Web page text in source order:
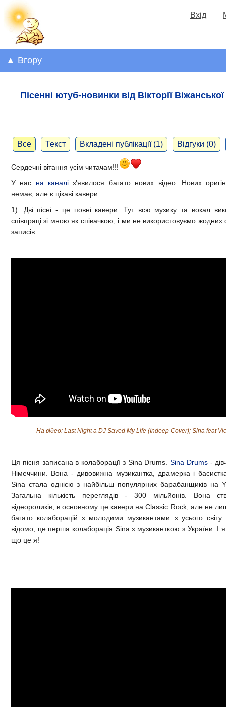
Вхід
▲ Вгору
Пісенні ютуб-новинки від Вікторії Віжанської
Все Текст Вкладені публікації (1) Відгуки (0)
Сердечні вітання усім читачам!!!
У нас на каналіз'явилося багато нових відео. Нових
немає, але є цікаві кавери.
1). Дві пісні - це повні кавери. Тут всю музику та вокал
співпраці зі мною як співачкою, і ми не використовуємо
записів:
На відео: Last Night a DJ Saved My Life (Indeep Cover); Sina feat
Ця пісня записана в колаборації з Sina Drums. Sina Drums -
Німеччини. Вона - дивовижна музикантка, драмерка і
Sina стала однією з найбільш популярних барабанщиків на
Загальна кількість переглядів - 300 мільйонів. Вона
відеороликів, в основному це кавери на Classic Rock, але не
багато колаборацій з молодими музикантами з усього
відомо, це перша колаборація Sina з музиканткою з України.
що це я!